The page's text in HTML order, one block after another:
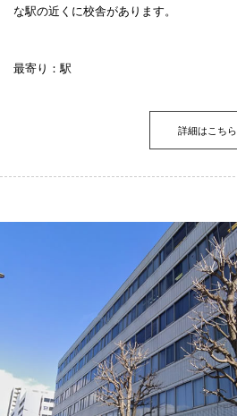
な駅の近くに校舎があります。
最寄り：駅
詳細はこちら